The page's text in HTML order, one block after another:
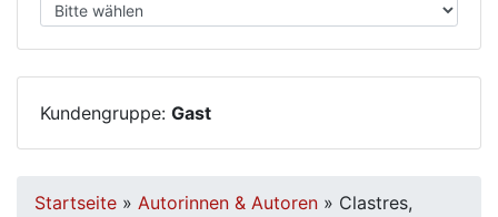
Kundengruppe: Gast
Startseite » Autorinnen & Autoren » Clastres,